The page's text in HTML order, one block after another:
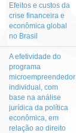
Efeitos e custos da
crise financeira e
econômica global
no Brasil
A efetividade do
programa
microempreendedor
individual, com
base na análise
jurídica da política
econômica, em
relação ao direito